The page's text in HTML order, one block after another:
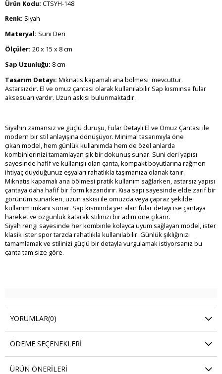
Ürün Kodu: CTSYH-148
Renk: Siyah
Materyal: Suni Deri
Ölçüler: 20 x 15 x 8 cm
Sap Uzunluğu: 8 cm
Tasarım Detayı: Mıknatıs kapamalı ana bölmesi mevcuttur.
Astarsızdır. El ve omuz çantası olarak kullanılabilir Sap kısmınsa fular
aksesuarı vardır. Uzun askısı bulunmaktadır.
Siyahın zamansız ve güçlü duruşu, Fular Detaylı El ve Omuz Çantası ile
modern bir stil anlayışına dönüşüyor. Minimal tasarımıyla öne
çıkan model, hem günlük kullanımda hem de özel anlarda
kombinlerinizi tamamlayan şık bir dokunuş sunar. Suni deri yapısı
sayesinde hafif ve kullanışlı olan çanta, kompakt boyutlarına rağmen
ihtiyaç duyduğunuz eşyaları rahatlıkla taşımanıza olanak tanır.
Mıknatıs kapamalı ana bölmesi pratik kullanım sağlarken, astarsız yapısı
çantaya daha hafif bir form kazandırır. Kısa sapı sayesinde elde zarif bir
görünüm sunarken, uzun askısı ile omuzda veya çapraz şekilde
kullanım imkanı sunar. Sap kısmında yer alan fular detayı ise çantaya
hareket ve özgünlük katarak stilinizi bir adım öne çıkarır.
Siyah rengi sayesinde her kombinle kolayca uyum sağlayan model, ister
klasik ister spor tarzda rahatlıkla kullanılabilir. Günlük şıklığınızı
tamamlamak ve stilinizi güçlü bir detayla vurgulamak istiyorsanız bu
çanta tam size göre.
YORUMLAR(0)
ÖDEME SEÇENEKLERI
ÜRÜN ÖNERILERI